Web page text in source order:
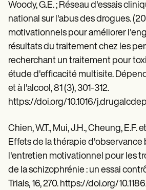
Woody, G.E. ; Réseau d'essais
national sur l'abus des drogues.
motivationnels pour améliorer
résultats du traitement chez les
recherchant un traitement pour
étude d'efficacité multisite.
et à l'alcool, 81 (3), 301-312.
https://doi.org/10.1016/
Chien, W.T., Mui, J.H., Cheung, E.F.
Effets de la thérapie d'observance
l'entretien motivationnel pour les
de la schizophrénie : un essai
Trials, 16, 270. https://doi.org/